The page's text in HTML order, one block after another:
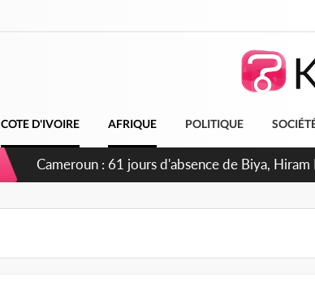
COTE D'IVOIRE AFRIQUE POLITIQUE
Côte d'Ivoire : Fin de la pagaille au PDCI-